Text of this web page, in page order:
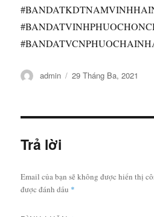
Tác
admin
Đăng
29 Tháng Ba, 2021
Trả lời
Email của bạn sẽ không được hiển thị
được đánh dấu *